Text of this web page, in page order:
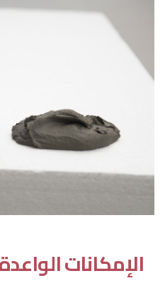
الإمكانات